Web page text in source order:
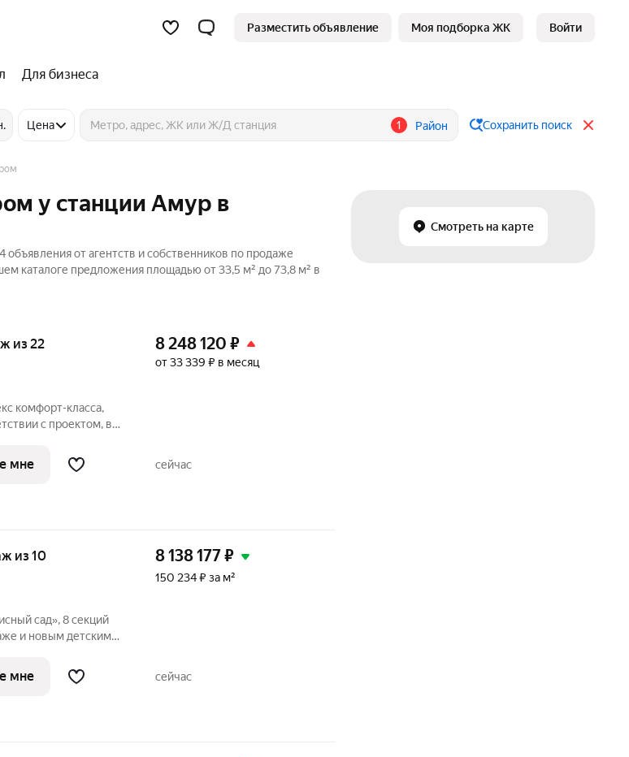
Разместить объявление Моя подборка ЖК Войти
Для бизнеса
Цена 1 Район Сохранить поиск
Смотреть на карте
у станции Амур в
от агентств и собственников по продаже
каталоге предложения площадью от 33,5 м² до 73,8 м² в
из 22
с проектом, в
для отдыха
8 248 120 ₽
от 33 339 ₽ в месяц
мне сейчас
из 10
сад», 8 секций
и новым детским
динамично
8 138 177₽
150 234 ₽ за м²
мне сейчас